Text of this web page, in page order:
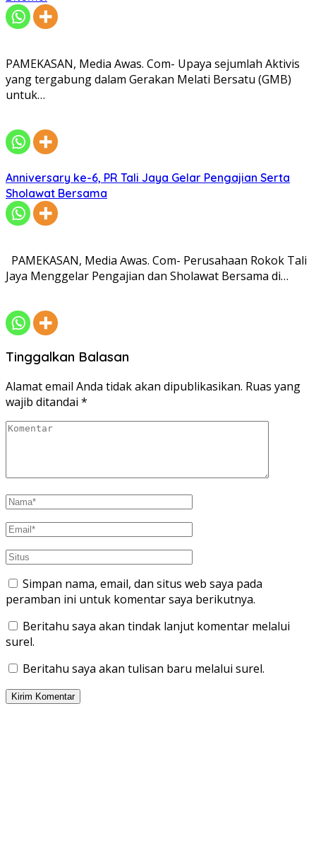
PAMEKASAN, Media Awas. Com- Upaya sejumlah Aktivis
yang tergabung dalam Gerakan Melati Bersatu (GMB)
untuk…
Anniversary ke-6, PR Tali Jaya Gelar Pengajian Serta
Sholawat Bersama
PAMEKASAN, Media Awas. Com- Perusahaan Rokok Tali
Jaya Menggelar Pengajian dan Sholawat Bersama di…
Tinggalkan Balasan
Alamat email Anda tidak akan dipublikasikan. Ruas yang
wajib ditandai *
Simpan nama, email, dan situs web saya pada
peramban ini untuk komentar saya berikutnya.
Beritahu saya akan tindak lanjut komentar melalui
surel.
Beritahu saya akan tulisan baru melalui surel.